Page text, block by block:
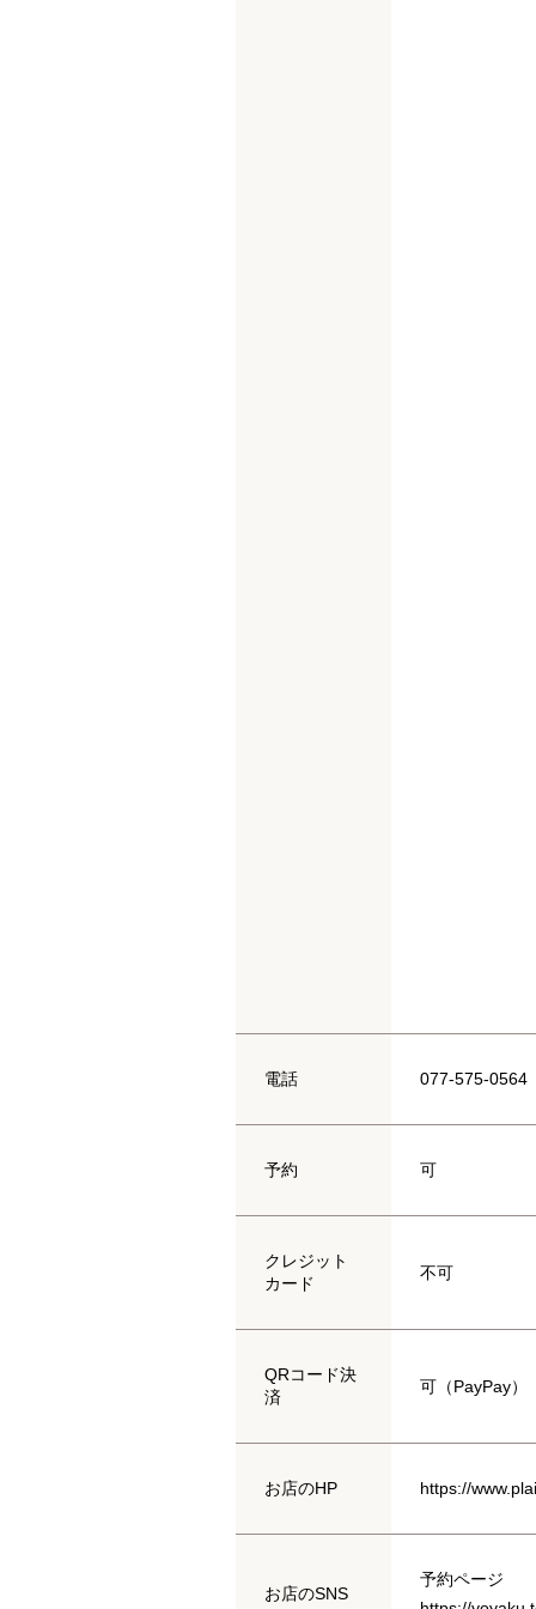
電話 077-575-0564
予約 可
クレジット
カード
不可
QRコード決
済
可（PayPay）
お店のHP https://
お店のSNS
予約ページ